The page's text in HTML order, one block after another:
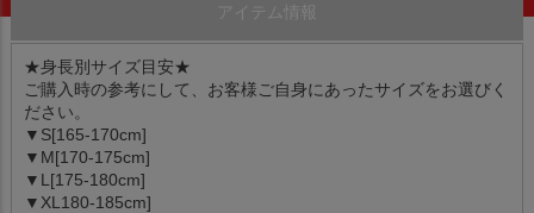
アイテム情報
★身長別サイズ目安★
ご購入時の参考にして、お客様ご自身にあったサイズをお選びく
ださい。
▼S[165-170cm]
▼M[170-175cm]
▼L[175-180cm]
▼XL180-185cm]